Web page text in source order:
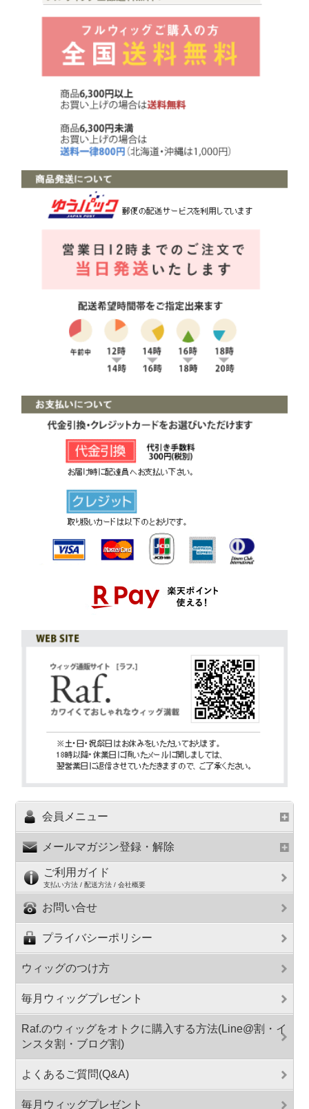
会員メニュー
メールマガジン登録・解除
ご利用ガイド
支払い方法 / 配送方法 / 会社概要
お問い合せ
プライバシーポリシー
ウィッグのつけ方
毎月ウィッグプレゼント
Raf.のウィッグをオトクに購入する方法(Line@割・イ
ンスタ割・ブログ割)
よくあるご質問(Q&A)
毎月ウィッグプレゼント